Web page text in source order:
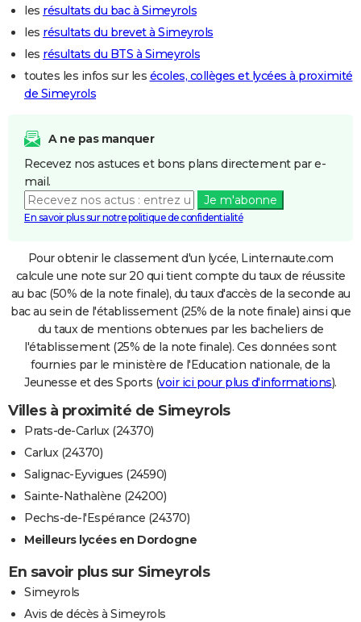
les résultats du bac à Simeyrols
les résultats du brevet à Simeyrols
les résultats du BTS à Simeyrols
toutes les infos sur les écoles, collèges et lycées à proximité
de Simeyrols
A ne pas manquer
Recevez nos astuces et bons plans directement par e-
mail.
Je m'abonne
En savoir plus sur notre politique de confidentialité
Pour obtenir le classement d'un lycée, Linternaute.com
calcule une note sur 20 qui tient compte du taux de réussite
au bac (50% de la note finale), du taux d'accès de la seconde au
bac au sein de l'établissement (25% de la note finale) ainsi que
du taux de mentions obtenues par les bacheliers de
l'établissement (25% de la note finale). Ces données sont
fournies par le ministère de l'Education nationale, de la
Jeunesse et des Sports (voir ici pour plus d'informations).
Villes à proximité de Simeyrols
Prats-de-Carlux (24370)
Carlux (24370)
Salignac-Eyvigues (24590)
Sainte-Nathalène (24200)
Pechs-de-l'Espérance (24370)
Meilleurs lycées en Dordogne
En savoir plus sur Simeyrols
Simeyrols
Avis de décès à Simeyrols